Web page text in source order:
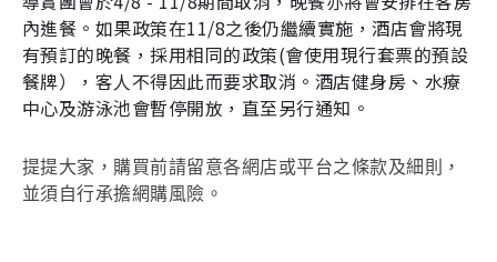
內進餐。如果政策在11/8之後仍繼續實施，酒店會將現
有預訂的晚餐，採用相同的政策(會使用現行套票的預設
餐牌），客人不得因此而要求取消。酒店健身房、水療
中心及游泳池會暫停開放，直至另行通知。
提提大家，購買前請留意各網店或平台之條款及細則，
並須自行承擔網購風險。